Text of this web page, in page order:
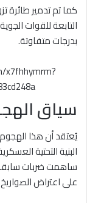
التابعة للقوات
بدرجات متفاوتة.
سياق
يُعتقد أن هذا
البنية التحتية
ساهمت ضربات
على اعتراض